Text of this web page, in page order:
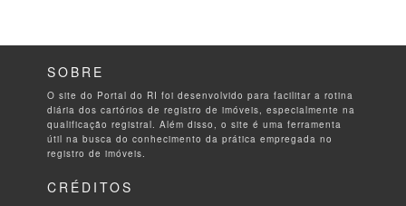
SOBRE
O site do Portal do RI foi desenvolvido para facilitar a rotina
diária dos cartórios de registro de imóveis, especialmente na
qualificação registral. Além disso, o site é uma ferramenta
útil na busca do conhecimento da prática empregada no
registro de imóveis.
CRÉDITOS